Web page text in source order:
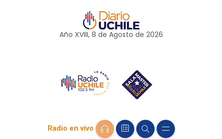
Año XVIII, 8 de Agosto de 2026
Radio en vivo